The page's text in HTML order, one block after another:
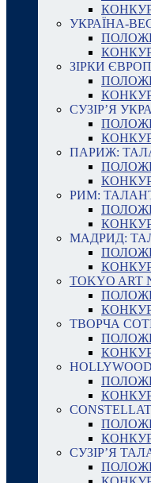
УКРАЇНА-
ЗІРКИ
СУЗІР’Я
ПАРИЖ:
РИМ:
МАДРИД:
TOKYO ART
ТВОРЧА
СУЗІР’Я